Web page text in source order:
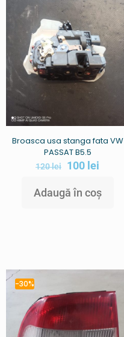
Broasca usa stanga fata VW
PASSAT B5.5
120lei 100 lei
Adaugă în coș
-30%